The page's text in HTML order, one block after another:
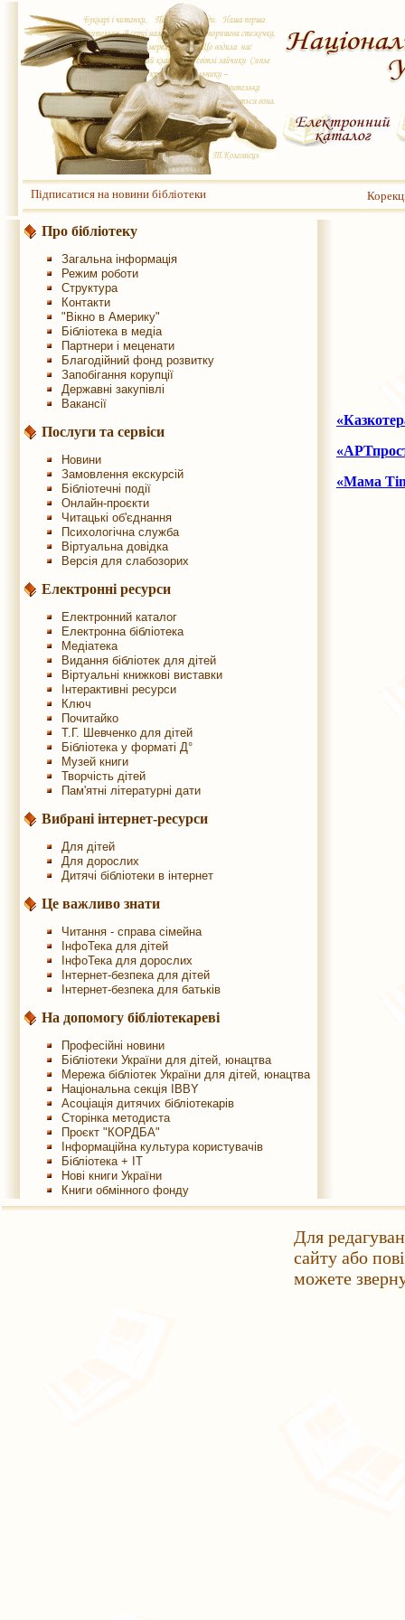
Підписатися на новини бібліотеки
Про бібліотеку
Загальна інформація
Режим роботи
Структура
Контакти
"Вікно в Америку"
Бібліотека в медіа
Партнери і меценати
Благодійний фонд розвитку
Запобігання корупції
Державні закупівлі
Вакансії
Послуги та сервіси
Новини
Замовлення екскурсій
Бібліотечні події
Онлайн-проєкти
Читацькі об'єднання
Психологічна служба
Віртуальна довідка
Версія для слабозорих
Електронні ресурси
Електронний каталог
Електронна бібліотека
Медіатека
Видання бібліотек для дітей
Віртуальні книжкові виставки
Інтерактивні ресурси
Ключ
Почитайко
Т.Г. Шевченко для дітей
Бібліотека у форматі Д°
Музей книги
Творчість дітей
Пам'ятні літературні дати
Вибрані інтернет-ресурси
Для дітей
Для дорослих
Дитячі бібліотеки в інтернет
Це важливо знати
Читання - справа сімейна
ІнфоТека для дітей
ІнфоТека для дорослих
Інтернет-безпека для дітей
Інтернет-безпека для батьків
На допомогу бібліотекареві
Професійні новини
Бібліотеки України для дітей, юнацтва
Мережа бібліотек України для дітей, юнацтва
Національна секція IBBY
Асоціація дитячих бібліотекарів
Сторінка методиста
Проєкт "КОРДБА"
Інформаційна культура користувачів
Бібліотека + IT
Нові книги України
Книги обмінного фонду
«Мама
Для
сайту або
можете